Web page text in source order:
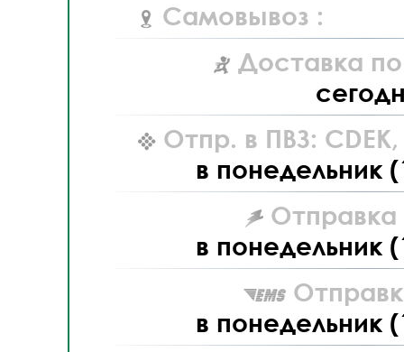
Самовывоз :
Доставка
Отпр. в ПВЗ: CDEK,
в понедельник
Отправка
в понедельник
в понедельник